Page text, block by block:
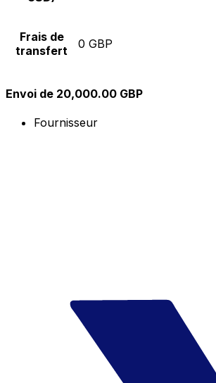
Frais de
transfert
0 GBP
Envoi de 20,000.00 GBP
Fournisseur